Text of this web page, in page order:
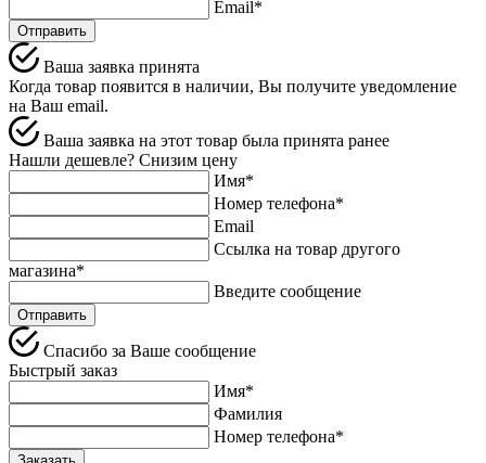
Email*
Отправить
Ваша заявка принята
Когда товар появится в наличии, Вы получите уведомление
на Ваш email.
Ваша заявка на этот товар была принята ранее
Нашли дешевле? Снизим цену
Имя*
Номер телефона*
Email
Ссылка на товар другого
магазина*
Введите сообщение
Спасибо за Ваше сообщение
Быстрый заказ
Имя*
Фамилия
Номер телефона*